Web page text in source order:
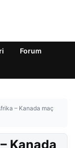
Forum
– Kanada maç
Kanada